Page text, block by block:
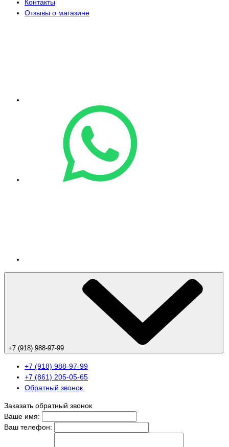
Контакты
Отзывы о магазине
+7 (918) 988-97-99
+7 (918) 988-97-99
+7 (861) 205-05-65
Обратный звонок
Заказать обратный звонок
Ваше имя:
Ваш телефон: